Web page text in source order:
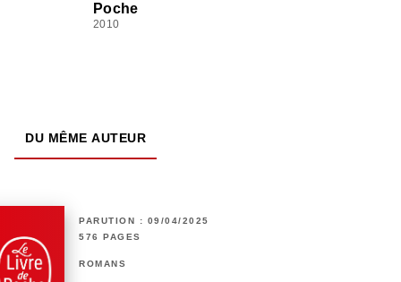
Poche
2010
DU MÊME AUTEUR
PARUTION : 09/04/2025
576 PAGES
ROMANS